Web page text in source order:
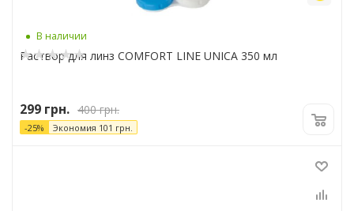
В наличии
Раствор для линз COMFORT LINE UNICA 350 мл
299 грн. 400грн.
-25% Экономия 101 грн.